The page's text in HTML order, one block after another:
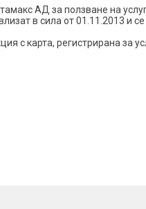
АД за ползване на
в сила от 01.11.2013 и
с карта, регистрирана за